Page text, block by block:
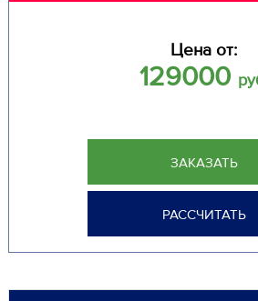
Цена от:
129000
ЗАКАЗАТЬ
РАССЧИТАТЬ